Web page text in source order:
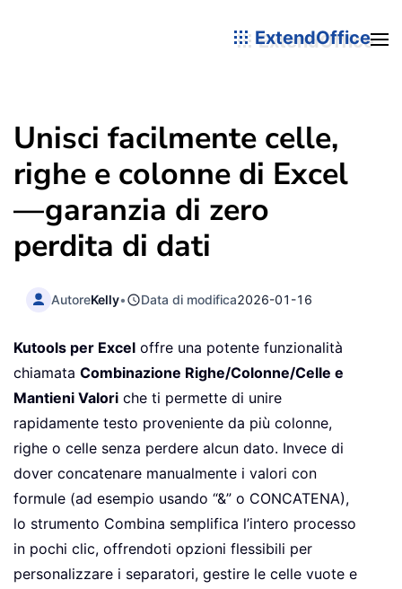
ExtendOffice
Unisci facilmente celle,
righe e colonne di Excel
—garanzia di zero
perdita di dati
AutoreKelly• Data di modifica2026-01-16
Kutools per Excel offre una potente funzionalità
chiamata Combinazione Righe/Colonne/Celle e
Mantieni Valori che ti permette di unire
rapidamente testo proveniente da più colonne,
righe o celle senza perdere alcun dato. Invece di
dover concatenare manualmente i valori con
formule (ad esempio usando “&” o CONCATENA),
lo strumento Combina semplifica l’intero processo
in pochi clic, offrendoti opzioni flessibili per
personalizzare i separatori, gestire le celle vuote e